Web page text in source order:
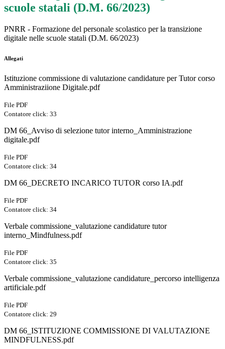
scuole statali (D.M. 66/2023)
PNRR - Formazione del personale scolastico per la transizione
digitale nelle scuole statali (D.M. 66/2023)
Allegati
Istituzione commissione di valutazione candidature per Tutor corso
Amministraziione Digitale.pdf
File PDF
Contatore click: 33
DM 66_Avviso di selezione tutor interno_Amministrazione
digitale.pdf
File PDF
Contatore click: 34
DM 66_DECRETO INCARICO TUTOR corso IA.pdf
File PDF
Contatore click: 34
Verbale commissione_valutazione candidature tutor
interno_Mindfulness.pdf
File PDF
Contatore click: 35
Verbale commissione_valutazione candidature_percorso intelligenza
artificiale.pdf
File PDF
Contatore click: 29
DM 66_ISTITUZIONE COMMISSIONE DI VALUTAZIONE
MINDFULNESS.pdf